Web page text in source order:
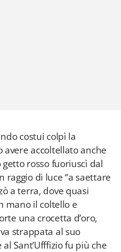
costui colpì la
avere accoltellato anche
rosso fuoriuscì dal
raggio di luce “a saettare
a terra, dove quasi
mano il coltello e
una crocetta d’oro,
strappata al suo
Sant’Ufffizio fu più che